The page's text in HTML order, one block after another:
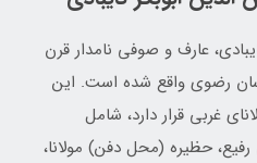
عارف و صوفی نامدار قرن
رضوی واقع شده است. این
غربی قرار دارد، شامل
حظیره (محل دفن) مولانا،